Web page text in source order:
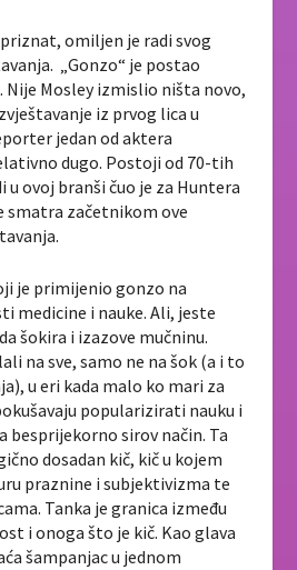
omiljen je radi svog
„Gonzo“ je postao
Mosley izmislio ništa novo,
iz prvog lica u
jedan od aktera
dugo. Postoji od 70-tih
u ovoj branši čuo je za Huntera
smatra začetnikom ove
je primijenio gonzo na
medicine i nauke. Ali, jeste
šokira i izazove mučninu.
na sve, samo ne na šok (a i to
u eri kada malo ko mari za
popularizirati nauku i
sirov način. Ta
dosadan kič, kič u kojem
praznine i subjektivizma te
Tanka je granica između
i onoga što je kič. Kao glava
šampanjac u jednom